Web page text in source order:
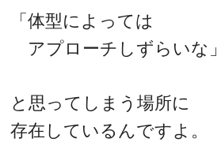
「体型によっては
アプローチしずらいな」
と思ってしまう場所に
存在しているんですよ。